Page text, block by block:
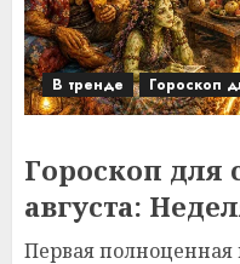
В тренде Гороскоп
Гороскоп для
августа:
Первая полноценная